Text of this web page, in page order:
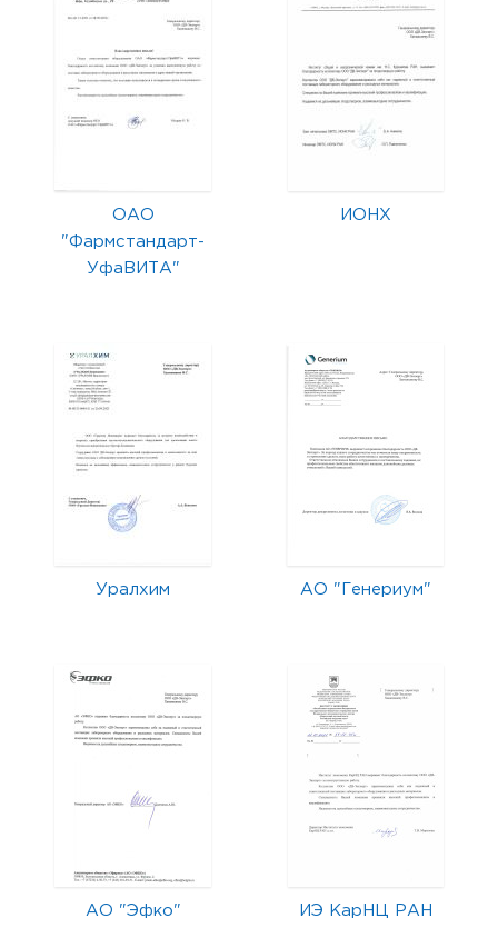
ОАО
"Фармстандарт-
УфаВИТА"
ИОНХ
Уралхим АО "Генериум"
АО "Эфко" ИЭ КарНЦ РАН